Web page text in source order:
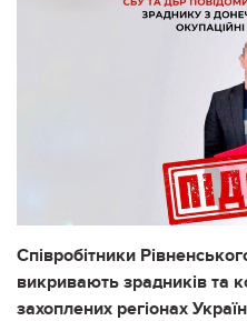
Співробітники
викривають зрадників та
захоплених регіонах